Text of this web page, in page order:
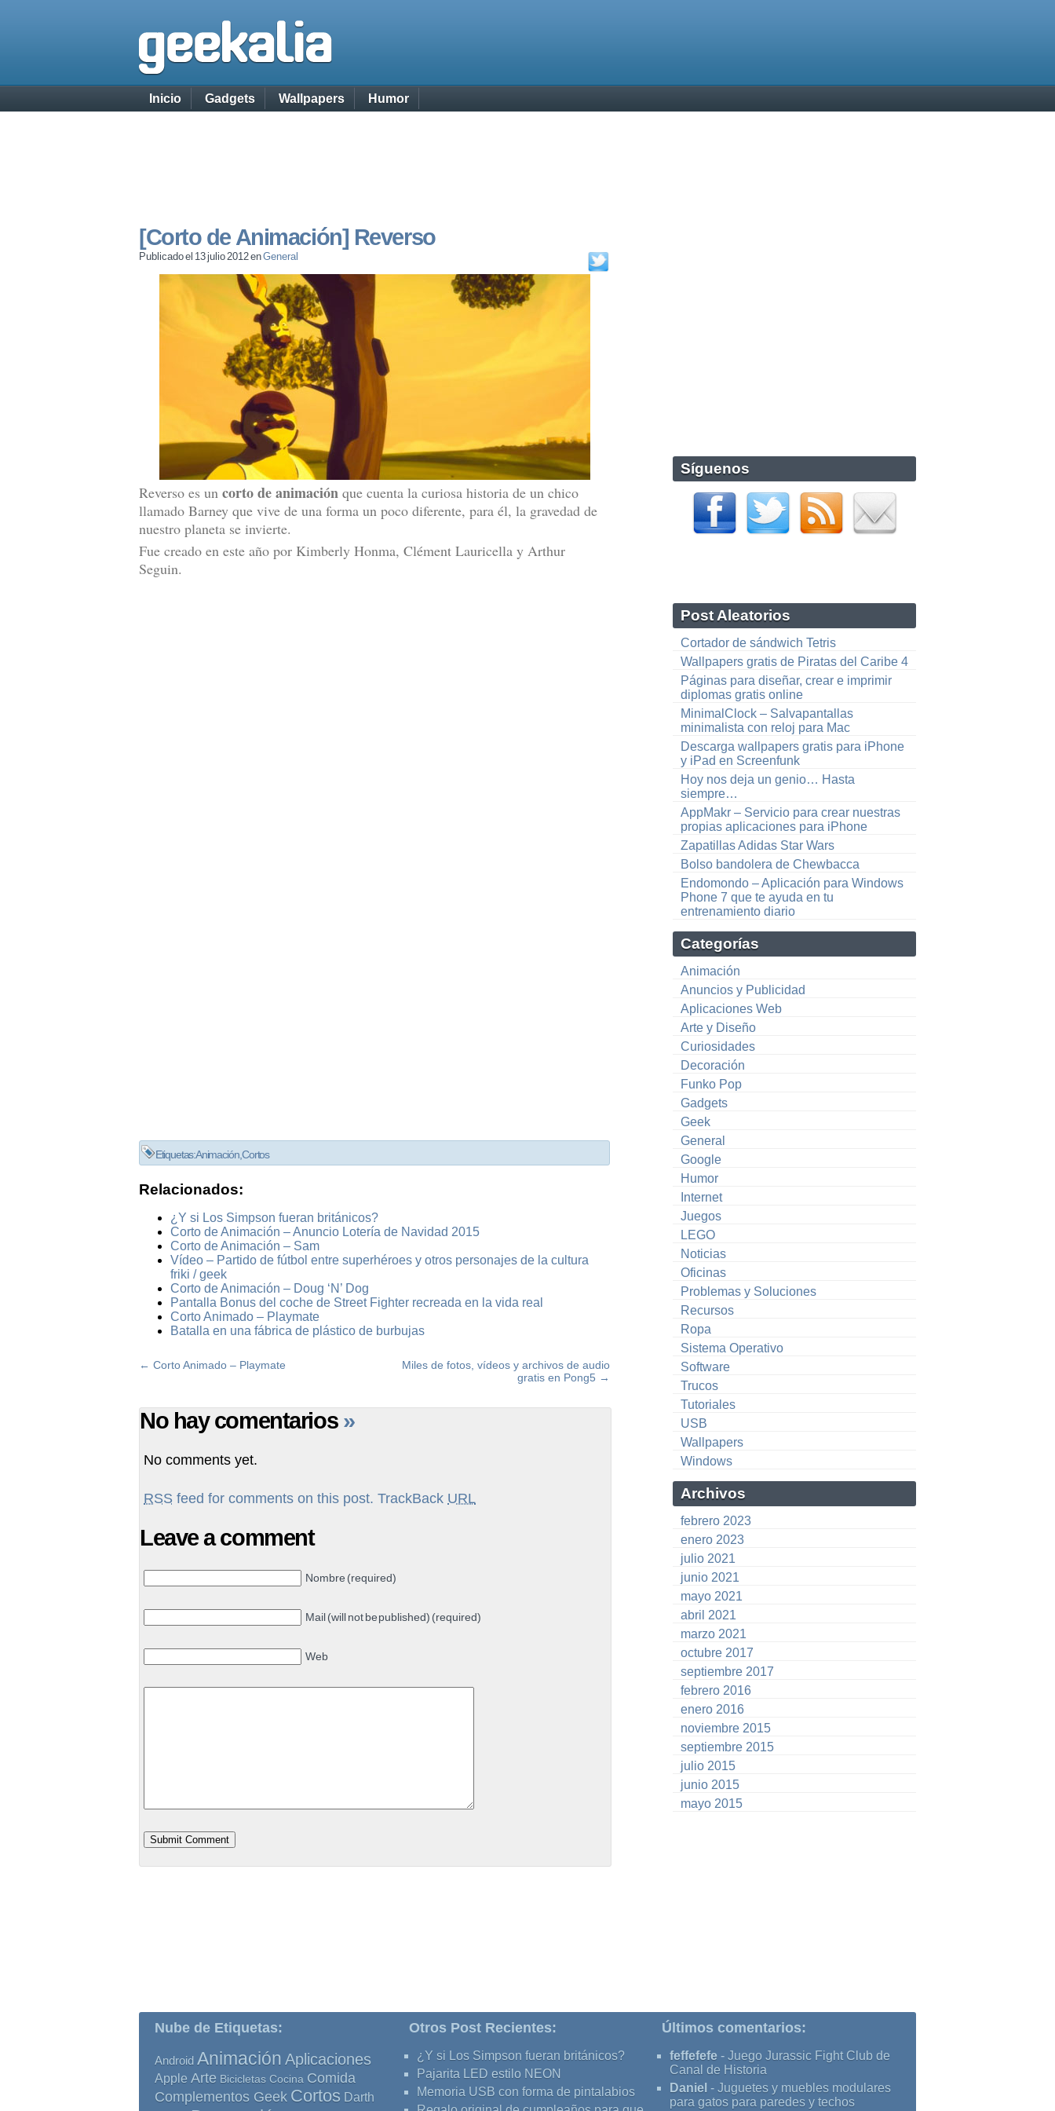
Inicio Gadgets Wallpapers Humor
[Corto de Animación] Reverso
Publicado el 13 julio 2012 enGeneral
Reverso es un corto de animación que cuenta la curiosa historia de un chico
llamado Barney que vive de una forma un poco diferente, para él, la gravedad de
nuestro planeta se invierte.
Fue creado en este año por Kimberly Honma, Clément Lauricella y Arthur
Seguin.
Etiquetas:Animación,Cortos
Relacionados:
¿Y si Los Simpson fueran británicos?
Corto de Animación – Anuncio Lotería de Navidad 2015
Corto de Animación – Sam
Vídeo – Partido de fútbol entre superhéroes y otros personajes de la cultura
friki / geek
Corto de Animación – Doug ‘N’ Dog
Pantalla Bonus del coche de Street Fighter recreada en la vida real
Corto Animado – Playmate
Batalla en una fábrica de plástico de burbujas
Miles de fotos, vídeos y archivos de audio
gratis en Pong5 →
← Corto Animado – Playmate
No hay comentarios »
No comments yet.
RSS feed for comments on this post. TrackBack URL
Leave a comment
Nombre (required)
Mail (will not be published) (required)
Web
Síguenos
Post Aleatorios
Cortador de sándwich Tetris
Wallpapers gratis de Piratas del Caribe 4
Páginas para diseñar, crear e imprimir
diplomas gratis online
MinimalClock – Salvapantallas
minimalista con reloj para Mac
Descarga wallpapers gratis para iPhone
y iPad en Screenfunk
Hoy nos deja un genio… Hasta
siempre…
AppMakr – Servicio para crear nuestras
propias aplicaciones para iPhone
Zapatillas Adidas Star Wars
Bolso bandolera de Chewbacca
Endomondo – Aplicación para Windows
Phone 7 que te ayuda en tu
entrenamiento diario
Categorías
Animación
Anuncios y Publicidad
Aplicaciones Web
Arte y Diseño
Curiosidades
Decoración
Funko Pop
Gadgets
Geek
General
Google
Humor
Internet
Juegos
LEGO
Noticias
Oficinas
Problemas y Soluciones
Recursos
Ropa
Sistema Operativo
Software
Trucos
Tutoriales
USB
Wallpapers
Windows
Archivos
febrero 2023
enero 2023
julio 2021
junio 2021
mayo 2021
abril 2021
marzo 2021
octubre 2017
septiembre 2017
febrero 2016
enero 2016
noviembre 2015
septiembre 2015
julio 2015
junio 2015
mayo 2015
Nube de Etiquetas:
Android Animación Aplicaciones
Apple Arte Bicicletas Cocina Comida
Complementos Geek Cortos Darth
Otros Post Recientes:
¿Y si Los Simpson fueran británicos?
Pajarita LED estilo NEON
Memoria USB con forma de pintalabios
Últimos comentarios:
feffefefe - Juego Jurassic Fight Club de
Canal de Historia
Daniel - Juguetes y muebles modulares
para gatos para paredes y techos